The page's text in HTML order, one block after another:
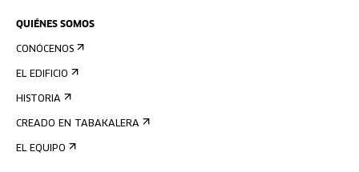
QUIÉNES SOMOS
CONÓCENOS
EL EDIFICIO
HISTORIA
CREADO EN TABAKALERA
EL EQUIPO